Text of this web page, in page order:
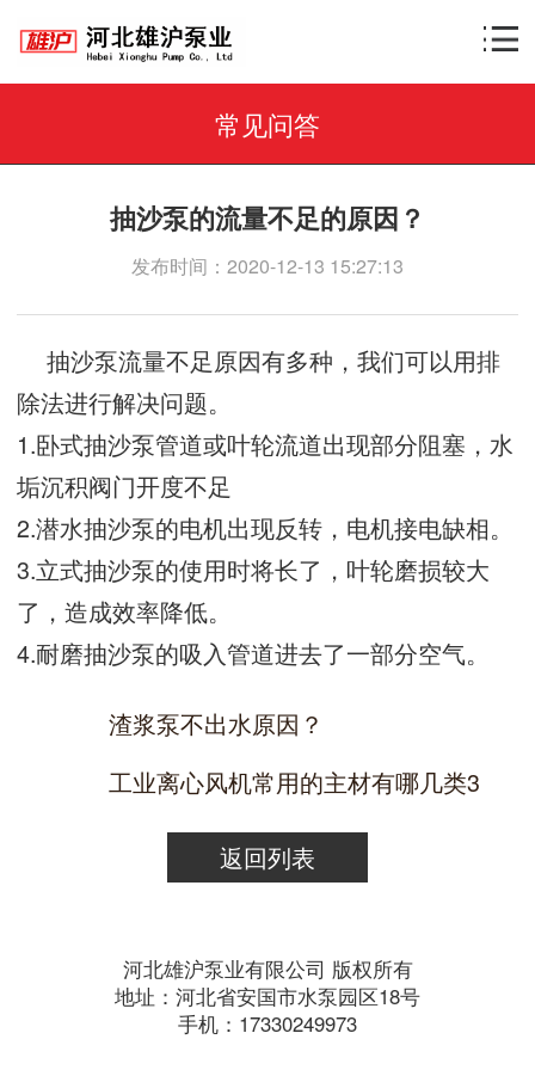
常见问答
抽沙泵的流量不足的原因？
发布时间：2020-12-13 15:27:13
抽沙泵流量不足原因有多种，我们可以用排
除法进行解决问题。
1.卧式抽沙泵管道或叶轮流道出现部分阻塞，水
垢沉积阀门开度不足
2.潜水抽沙泵的电机出现反转，电机接电缺相。
3.立式抽沙泵的使用时将长了，叶轮磨损较大
了，造成效率降低。
4.耐磨抽沙泵的吸入管道进去了一部分空气。
渣浆泵不出水原因？
工业离心风机常用的主材有哪几类3
返回列表
河北雄沪泵业有限公司 版权所有
地址：河北省安国市水泵园区18号
手机：17330249973